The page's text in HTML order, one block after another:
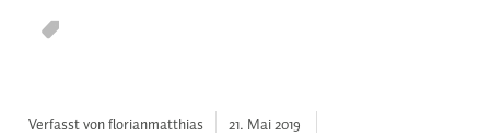
T
Verfasst von florianmatthias 21. Mai2019